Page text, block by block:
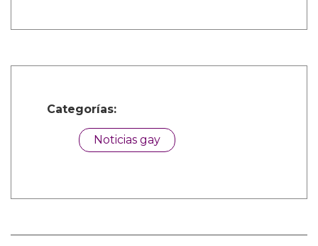
Categorías:
Noticias gay